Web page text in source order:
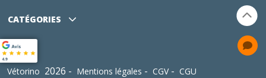
CATÉGORIES
Vétorino 2026 - Mentions légales - CGV- CGU